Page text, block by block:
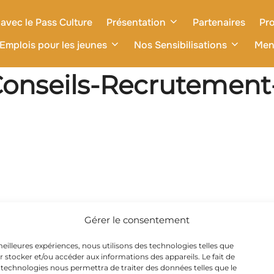
Gérer le consentement
expériences, nous utilisons des technologies telles que
stocker et/ou accéder aux informations des appareils. Le fait de
nous permettra de traiter des données telles que le
le Pass Culture Présentation Partenaires
pour les jeunes
Nos Sensibilisations